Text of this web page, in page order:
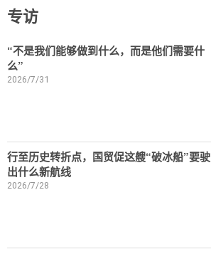
专访
“不是我们能够做到什么，而是他们需要什
么”
2026/7/31
行至历史转折点，国贸促这艘“破冰船”要驶
出什么新航线
2026/7/28